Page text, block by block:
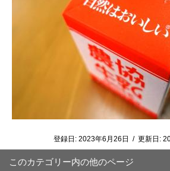
登録日: 2023年6月26日 / 更新日:
このカテゴリー内の他のページ